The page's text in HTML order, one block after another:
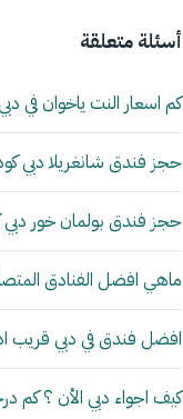
أسئلة متعلقة
كم اسعار النت ياخوان في
حجز فندق شانغريلا دبي
حجز فندق بولمان خور
ماهي افضل الفنادق
افضل فندق في دبي قريب
كيف اجواء دبي الأن ؟ كم